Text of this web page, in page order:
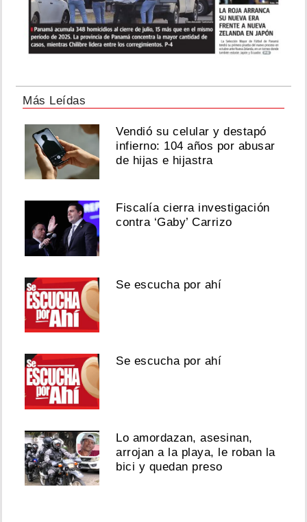
Más Leídas
Vendió su celular y destapó
infierno: 104 años por abusar
de hijas e hijastra
Fiscalía cierra investigación
contra ‘Gaby’ Carrizo
Se escucha por ahí
Se escucha por ahí
Lo amordazan, asesinan,
arrojan a la playa, le roban la
bici y quedan preso